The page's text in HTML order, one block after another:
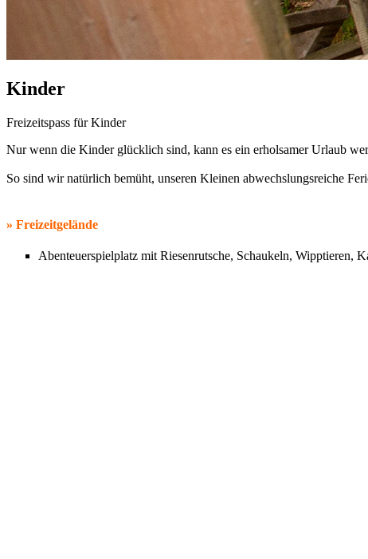
Kinder
Freizeitspass für Kinder
Nur wenn die Kinder glücklich sind, kann es ein erholsamer Urlaub
So sind wir natürlich bemüht, unseren Kleinen abwechslungsreiche
» Freizeitgelände
Abenteuerspielplatz mit Riesenrutsche, Schaukeln, Wipptieren,